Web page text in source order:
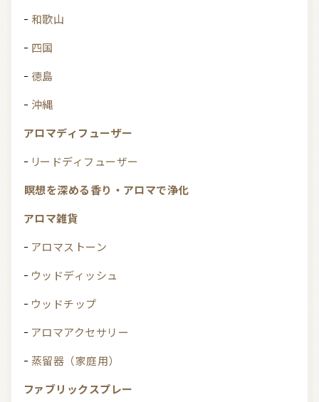
和歌山
四国
徳島
沖縄
アロマディフューザー
リードディフューザー
瞑想を深める香り・アロマで浄化
アロマ雑貨
アロマストーン
ウッドディッシュ
ウッドチップ
アロマアクセサリー
蒸留器（家庭用）
ファブリックスプレー